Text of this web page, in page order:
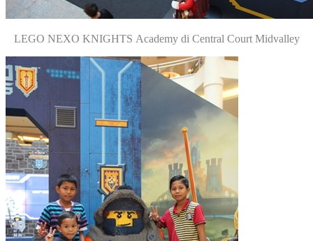
LEGO NEXO KNIGHTS Academy di Central Court Midvalley